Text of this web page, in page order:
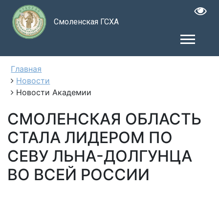
Смоленская ГСХА
Главная
Новости
Новости Академии
СМОЛЕНСКАЯ ОБЛАСТЬ
СТАЛА ЛИДЕРОМ ПО
СЕВУ ЛЬНА-ДОЛГУНЦА
ВО ВСЕЙ РОССИИ